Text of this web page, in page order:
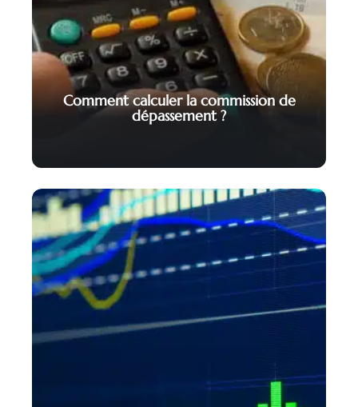
Comment calculer la commission de
dépassement ?